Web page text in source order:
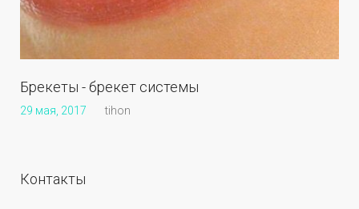
Брекеты - брекет системы
29 мая, 2017 tihon
Контакты